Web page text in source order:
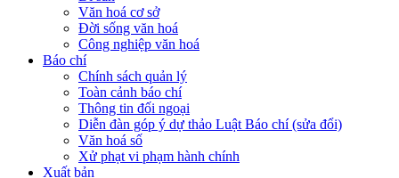
Văn hoá cơ sở
Đời sống văn hoá
Công nghiệp văn hoá
Báo chí
Chính sách quản lý
Toàn cảnh báo chí
Thông tin đối ngoại
Diễn đàn góp ý dự thảo Luật Báo chí (sửa đổi)
Văn hoá số
Xử phạt vi phạm hành chính
Xuất bản